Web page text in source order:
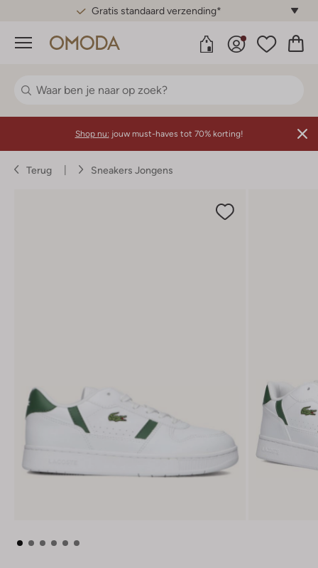
Gratis standaard verzending*
Menu
Shop nu: jouw must-haves tot 70% korting!
Terug Sneakers Jongens